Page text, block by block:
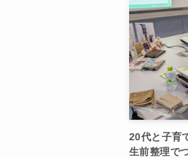
20代と子育
生前整理で